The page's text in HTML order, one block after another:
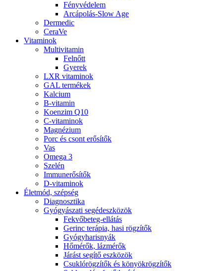
Fényvédelem
Arcápolás-Slow Age
Dermedic
CeraVe
Vitaminok
Multivitamin
Felnőtt
Gyerek
LXR vitaminok
GAL termékek
Kalcium
B-vitamin
Koenzim Q10
C-vitaminok
Magnézium
Porc és csont erősítők
Vas
Omega 3
Szelén
Immunerősítők
D-vitaminok
Életmód, szépség
Diagnosztika
Gyógyászati segédeszközök
Fekvőbeteg-ellátás
Gerinc terápia, hasi rögzítők
Gyógyharisnyák
Hőmérők, lázmérők
Járást segítő eszközök
Csuklórögzítők és könyökrögzítők